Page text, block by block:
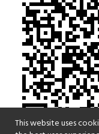
This website uses